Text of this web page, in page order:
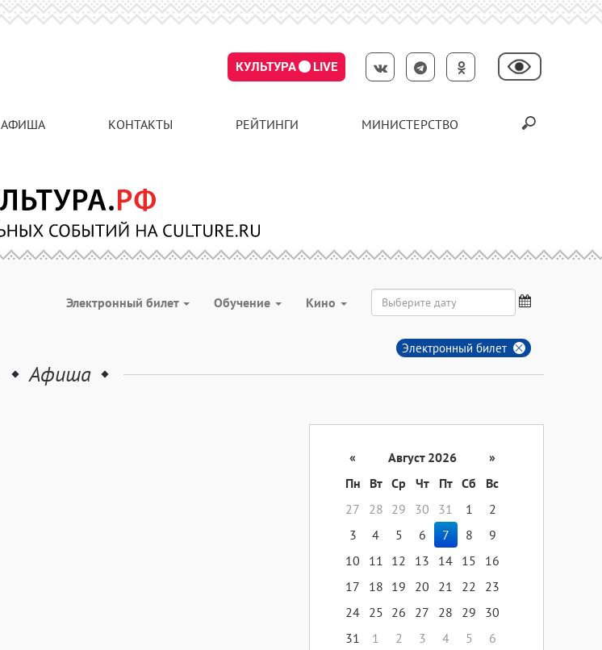
КУЛЬТУРА LIVE
АФИША КОНТАКТЫ РЕЙТИНГИ МИНИСТЕРСТВО
Электронный билет Обучение Кино
Электронный билет
Афиша
« Август 2026
»
Пн
Вт Ср Чт Пт Сб
Вс
27
28 29 30 31 1
2
3
4 5 6 7 8
9
10
11 12 13 14 15
16
17
18 19 20 21 22
23
24 25 26 27 28 29
30
31
1 2 3 4 5 6